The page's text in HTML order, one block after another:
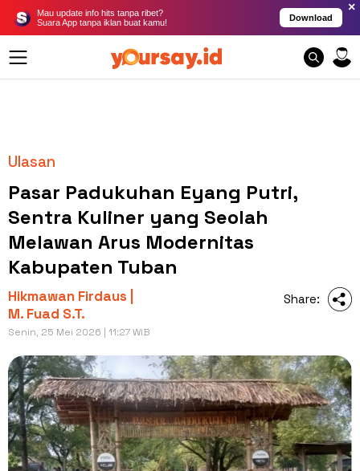
Mau update info hits tanpa ribet?
Suara App tanpa iklan buat kamu!
Download
×
Ulasan
Pasar Padukuhan Eyang Putri,
Sentra Kuliner yang Seolah
Melawan Arus Modernitas
Kabupaten Tuban
Hikmawan Firdaus |
M. Fuad S.T.
Senin, 25 Mei 2026 | 11:27 WIB
Share: